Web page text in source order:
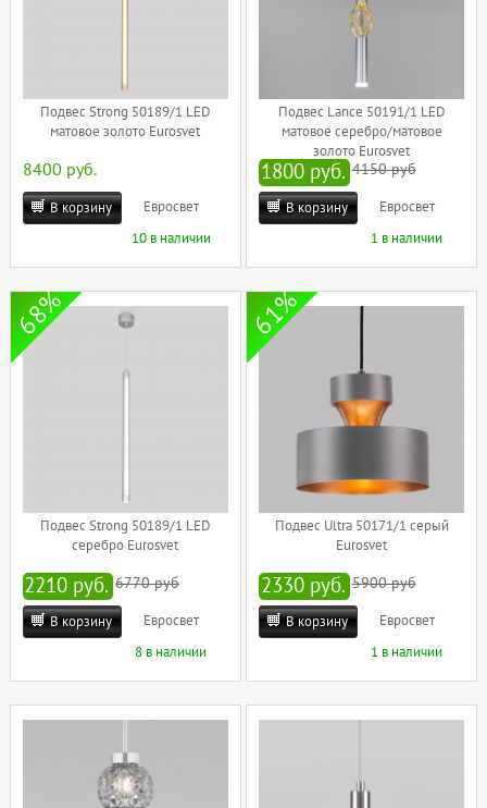
Подвес Strong 50189/1 LED
матовое золото Eurosvet
8400 руб.
В корзину
Евросвет
10 в наличии
Подвес Lance 50191/1 LED
матовое серебро/матовое
золото Eurosvet
1800 руб. 4150 руб
В корзину
Евросвет
1 в наличии
Подвес Strong 50189/1 LED
серебро Eurosvet
68%
2210 руб. 6770 руб
В корзину
Евросвет
8 в наличии
Подвес Ultra 50171/1 серый
Eurosvet
61%
2330 руб. 5900 руб
В корзину
Евросвет
1 в наличии